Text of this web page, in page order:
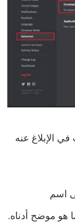
الإبلاغ عنه
اسم
هو موضح أدناه.